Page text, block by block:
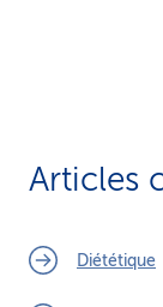
Articles
Diététique